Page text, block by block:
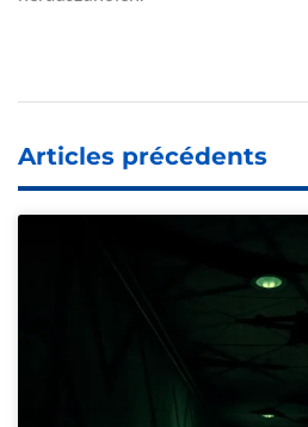
Articles précédents